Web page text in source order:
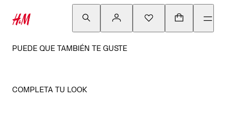
PUEDE QUE TAMBIÉN TE GUSTE
COMPLETA TU LOOK